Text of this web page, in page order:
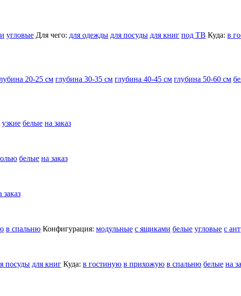
угловые Для чего: для одежды для посуды для книг под ТВ Куда: в
20-25 см глубина 30-35 см глубина 40-45 см глубина 50-60 см
узкие белые на заказ
белые на заказ
заказ
в спальню Конфигурация: модульные с ящиками белые угловые с
посуды для книг Куда: в гостиную в прихожую в спальню белые на